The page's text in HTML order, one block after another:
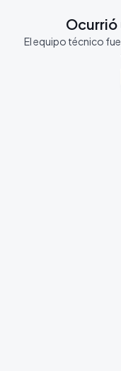
Ocurrió
El equipo técnico